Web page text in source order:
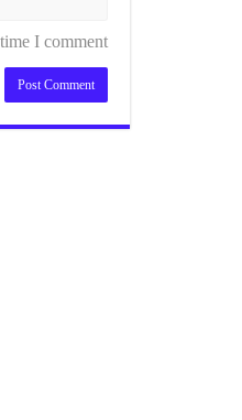
I comment.